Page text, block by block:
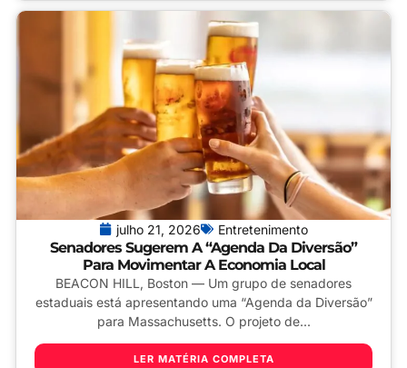
julho 21, 2026 Entretenimento
Senadores Sugerem A “Agenda Da Diversão”
Para Movimentar A Economia Local
BEACON HILL, Boston — Um grupo de senadores
estaduais está apresentando uma “Agenda da Diversão”
para Massachusetts. O projeto de...
LER MATÉRIA COMPLETA